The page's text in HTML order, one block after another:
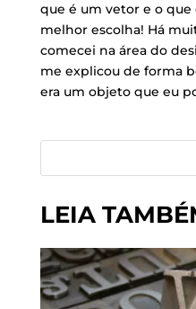
que é um vetor e o
melhor escolha! Há
comecei na área do
me explicou de forma
era um objeto que eu
LEIA